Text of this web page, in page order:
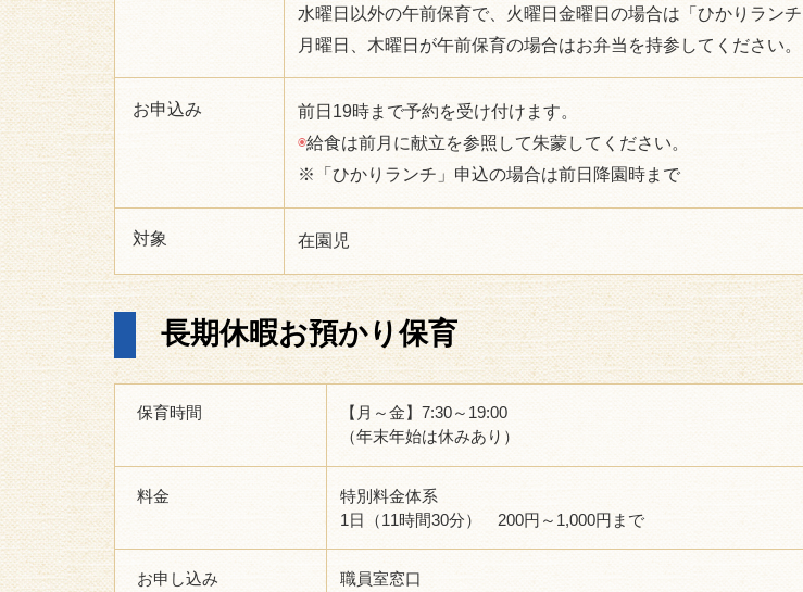
水曜日以外の午前保育で、火曜日金曜日の場合は「ひかりランチ
月曜日、木曜日が午前保育の場合はお弁当を持参してください。
お申込み
前日19時まで予約を受け付けます。
◉給食は前月に献立を参照して朱蒙してください。
※「ひかりランチ」申込の場合は前日降園時まで
対象 在園児
長期休暇お預かり保育
保育時間
【月～金】7:30～19:00
（年末年始は休みあり）
料金
特別料金体系
1日（11時間30分） 200円～1,000円まで
お申し込み
職員室窓口